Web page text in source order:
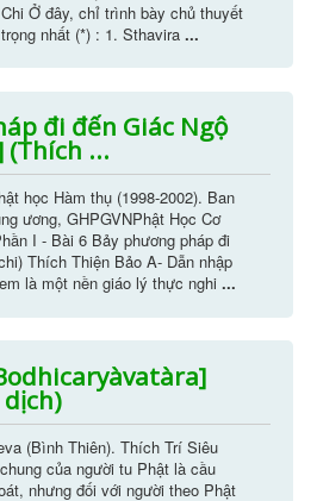
Ở đây, chỉ trình bày chủ thuyết
nhất (*) : 1. Sthavira ...
đi đến Giác Ngộ
(Thích ...
học Hàm thụ (1998-2002). Ban
ương, GHPGVNPhật Học Cơ
I - Bài 6 Bảy phương pháp đi
Thích Thiện Bảo A- Dẫn nhập
là một nền giáo lý thực nghi ...
(Bình Thiên). Thích Trí Siêu
của người tu Phật là cầu
nhưng đối với người theo Phật